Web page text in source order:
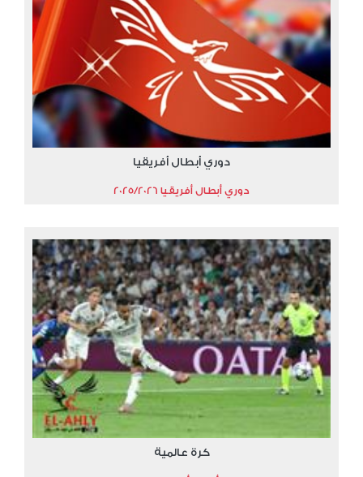
دوري أبطال أفريقيا
دوري أبطال أفريقيا 2025/2026
كرة عالمية